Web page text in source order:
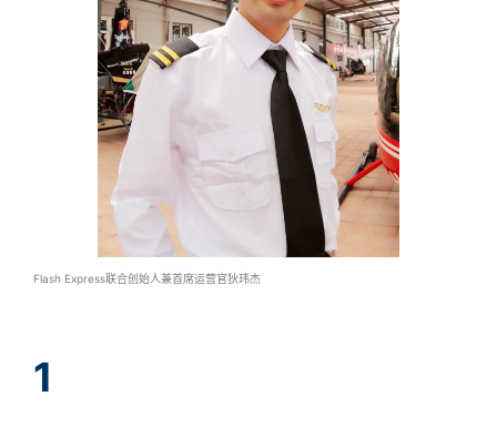
Flash Express联合创始人兼首席运营官狄玮杰
1